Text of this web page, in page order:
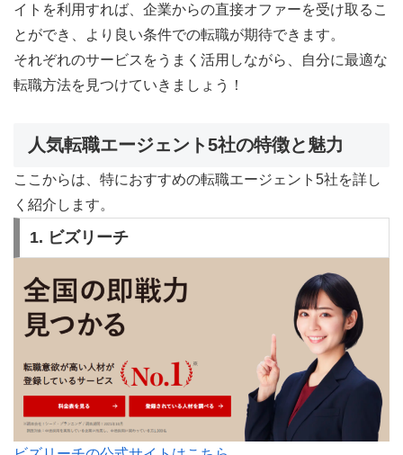
イトを利用すれば、企業からの直接オファーを受け取るこ
とができ、より良い条件での転職が期待できます。
それぞれのサービスをうまく活用しながら、自分に最適な
転職方法を見つけていきましょう！
人気転職エージェント5社の特徴と魅力
ここからは、特におすすめの転職エージェント5社を詳し
く紹介します。
1. ビズリーチ